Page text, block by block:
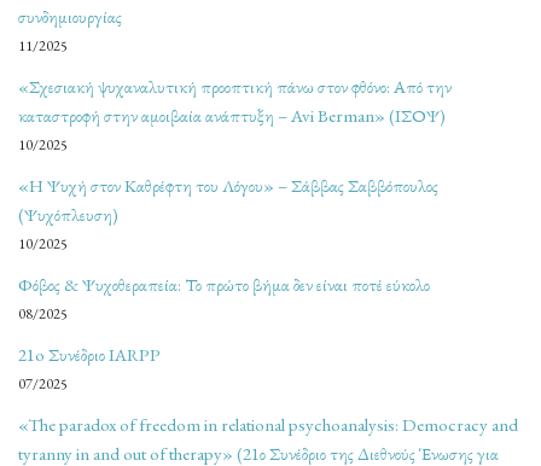
συνδημιουργίας
11/2025
«Σχεσιακή ψυχαναλυτική προοπτική πάνω στον φθόνο: Από την
καταστροφή στην αμοιβαία ανάπτυξη – Avi Berman» (ΙΣΟΨ)
10/2025
«Η Ψυχή στον Καθρέφτη του Λόγου» – Σάββας Σαββόπουλος
(Ψυχόπλευση)
10/2025
Φόβος & Ψυχοθεραπεία: Το πρώτο βήμα δεν είναι ποτέ εύκολο
08/2025
21o Συνέδριο IARPP
07/2025
«The paradox of freedom in relational psychoanalysis: Democracy and
tyranny in and out of therapy» (21ο Συνέδριο της Διεθνούς Ένωσης για